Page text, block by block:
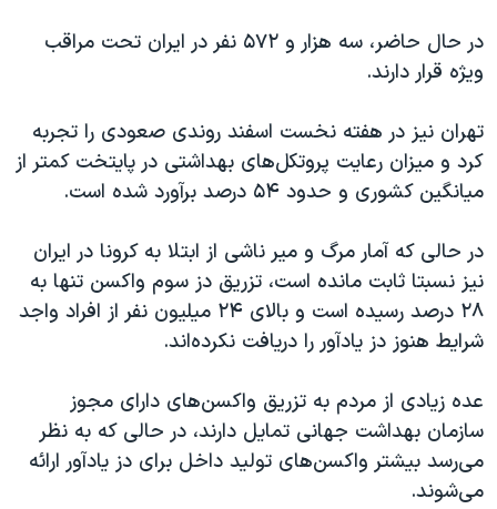
صفحه‌های ویژه
سفر پرزیدنت ترامپ به چین
در حال حاضر، سه هزار و ۵۷۲ نفر در ایران تحت مراقب
ویژه قرار دارند.
تهران نیز در هفته نخست اسفند روندی صعودی را تجربه
کرد و میزان رعایت پروتکل‌های بهداشتی در پایتخت کمتر از
میانگین کشوری و حدود ۵۴ درصد برآورد شده است.
در حالی که آمار مرگ و میر ناشی از ابتلا به کرونا در ایران
نیز نسبتا ثابت مانده است، تزریق دز سوم واکسن تنها به
۲۸ درصد رسیده است و بالای ۲۴ میلیون نفر از افراد واجد
شرایط هنوز دز یادآور را دریافت نکرده‌اند.
عده زیادی از مردم به تزریق واکسن‌های دارای مجوز
سازمان بهداشت جهانی تمایل دارند، در حالی که به نظر
می‌رسد بیشتر واکسن‌های تولید داخل برای دز یادآور ارائه
می‌شوند.